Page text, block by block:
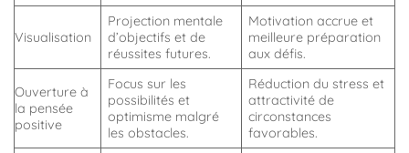
Visualisation
Projection mentale
d’objectifs et de
réussites futures.
Motivation accrue et
meilleure préparation
aux défis.
Ouverture à
la pensée
positive
Focus sur les
possibilités et
optimisme malgré
les obstacles.
Réduction du stress et
attractivité de
circonstances
favorables.